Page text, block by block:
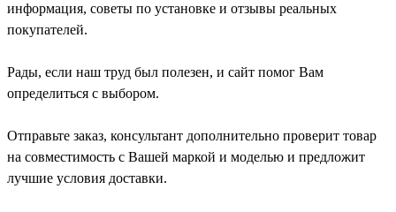
информация, советы по установке и отзывы реальных
покупателей.
Рады, если наш труд был полезен, и сайт помог Вам
определиться с выбором.
Отправьте заказ, консультант дополнительно проверит товар
на совместимость с Вашей маркой и моделью и предложит
лучшие условия доставки.